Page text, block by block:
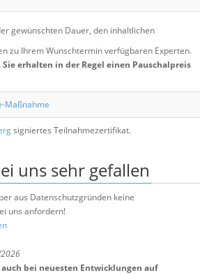
gewünschten Dauer, den inhaltlichen
zu Ihrem Wunschtermin verfügbaren Experten.
Sie erhalten in der Regel einen Pauschalpreis
Maßnahme
signiertes Teilnahmezertifikat.
uns sehr gefallen
aus Datenschutzgründen keine
uns anfordern!
bei neuesten Entwicklungen auf